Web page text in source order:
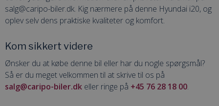
salg@caripo-biler.dk. Kig nærmere på denne Hyundai i20, og
oplev selv dens praktiske kvaliteter og komfort.
Kom sikkert videre
Ønsker du at købe denne bil eller har du nogle spørgsmål?
Så er du meget velkommen til at skrive til os på
salg@caripo-biler.dk eller ringe på +45 76 28 18 00.